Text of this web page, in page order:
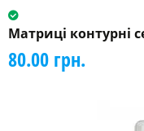
Матриці контурні
80.00 грн.